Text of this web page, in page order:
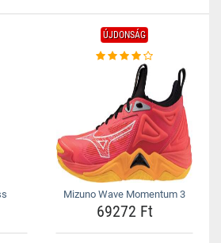
ÚJDONSÁG
Mizuno Wave Momentum 3
69272 Ft